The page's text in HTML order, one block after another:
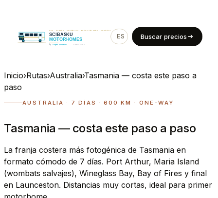
ES EN
Buscar precios
Inicio›Rutas›Australia›Tasmania — costa este paso a
paso
AUSTRALIA · 7 DÍAS · 600 KM · ONE-WAY
Tasmania — costa este paso a paso
La franja costera más fotogénica de Tasmania en
formato cómodo de 7 días. Port Arthur, Maria Island
(wombats salvajes), Wineglass Bay, Bay of Fires y final
en Launceston. Distancias muy cortas, ideal para primer